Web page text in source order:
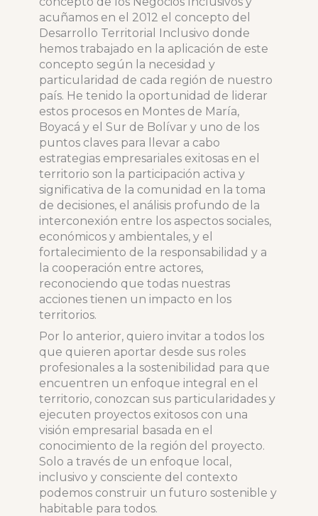
acuñamos en el 2012 el concepto del
Desarrollo Territorial Inclusivo donde
hemos trabajado en la aplicación de este
concepto según la necesidad y
particularidad de cada región de nuestro
país. He tenido la oportunidad de liderar
estos procesos en Montes de María,
Boyacá y el Sur de Bolívar y uno de los
puntos claves para llevar a cabo
estrategias empresariales exitosas en el
territorio son la participación activa y
significativa de la comunidad en la toma
de decisiones, el análisis profundo de la
interconexión entre los aspectos sociales,
económicos y ambientales, y el
fortalecimiento de la responsabilidad y a
la cooperación entre actores,
reconociendo que todas nuestras
acciones tienen un impacto en los
territorios.
Por lo anterior, quiero invitar a todos los
que quieren aportar desde sus roles
profesionales a la sostenibilidad para que
encuentren un enfoque integral en el
territorio, conozcan sus particularidades y
ejecuten proyectos exitosos con una
visión empresarial basada en el
conocimiento de la región del proyecto.
Solo a través de un enfoque local,
inclusivo y consciente del contexto
podemos construir un futuro sostenible y
habitable para todos.